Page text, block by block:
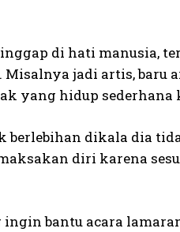
di hati manusia,
jadi artis, baru
yang hidup
dikala dia
diri karena
bantu acara